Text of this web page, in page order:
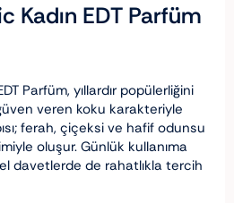
Kadın EDT Parfüm
Parfüm, yıllardır popülerliğini
veren koku karakteriyle
ferah, çiçeksi ve hafif odunsu
oluşur. Günlük kullanıma
davetlerde de rahatlıkla tercih